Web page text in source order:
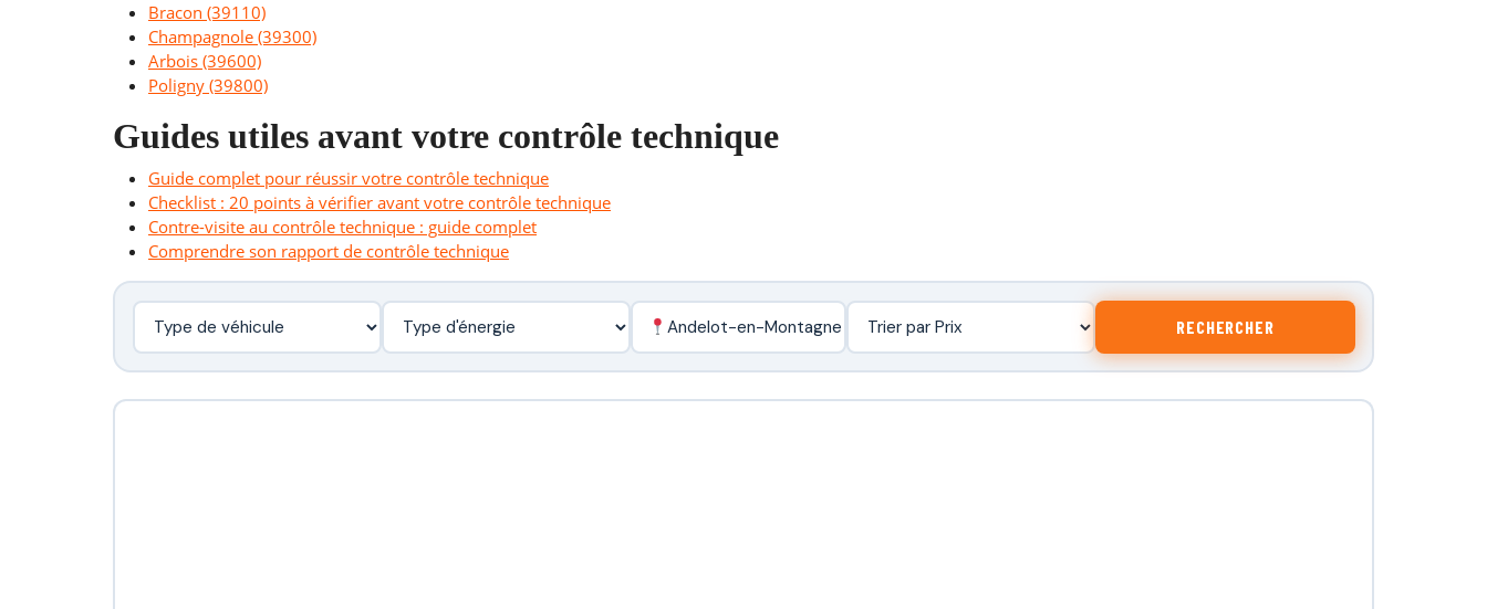
Bracon (39110)
Champagnole (39300)
Arbois (39600)
Poligny (39800)
Guides utiles avant votre contrôle technique
Guide complet pour réussir votre contrôle technique
Checklist : 20 points à vérifier avant votre contrôle technique
Contre-visite au contrôle technique : guide complet
Comprendre son rapport de contrôle technique
Andelot-en-Montagne - 39110 RECHERCHER